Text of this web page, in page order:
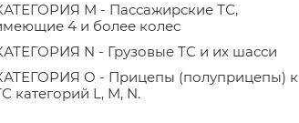
M - Пассажирские ТС,
4 и более колес
N - Грузовые ТС и их шасси
O - Прицепы (полуприцепы) к
категорий L, M, N.